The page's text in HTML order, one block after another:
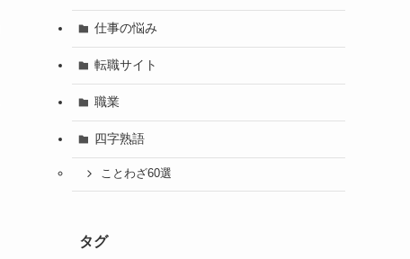
仕事の悩み
転職サイト
職業
四字熟語
ことわざ60選
タグ